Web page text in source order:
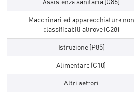
Macchinari ed apparecchiature non
classificabili altrove (C28)
Istruzione (P85)
Alimentare (C10)
Altri settori